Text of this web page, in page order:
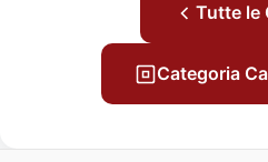
Tutte le
Categoria